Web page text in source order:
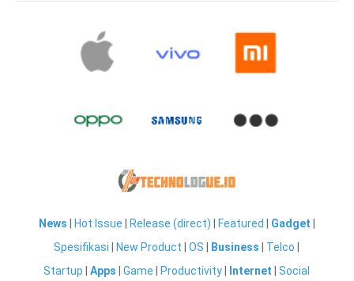
News Hot Issue Release (direct) Featured Gadget
Spesifikasi
New Product |OS Business Telco
Startup |Apps |Game Productivity Internet |Social